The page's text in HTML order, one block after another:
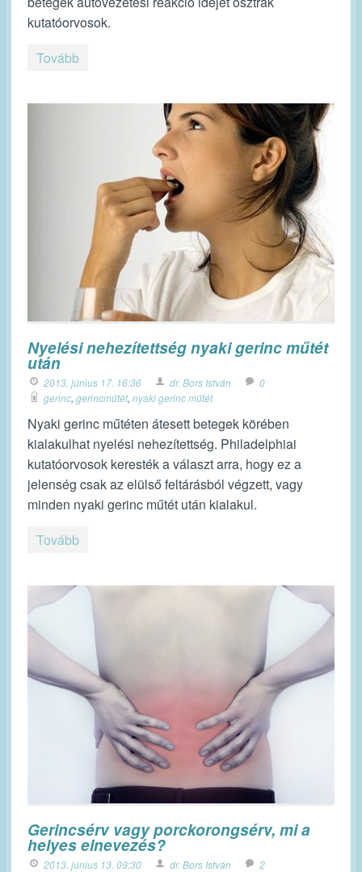
kutatóorvosok.
Tovább
Nyelési nehezítettség nyaki gerinc műtét
után
2013. június 17. 16:36 dr. Bors István
0
gerinc, gerincműtét, nyaki gerinc műtét
Nyaki gerinc műtéten átesett betegek körében
kialakulhat nyelési nehezítettség. Philadelphiai
kutatóorvosok keresték a választ arra, hogy ez a
jelenség csak az elülső feltárásból végzett, vagy
minden nyaki gerinc műtét után kialakul.
Tovább
Gerincsérv vagy porckorongsérv, mi a
helyes elnevezés?
2013. június 13. 09:30 dr. Bors István
2